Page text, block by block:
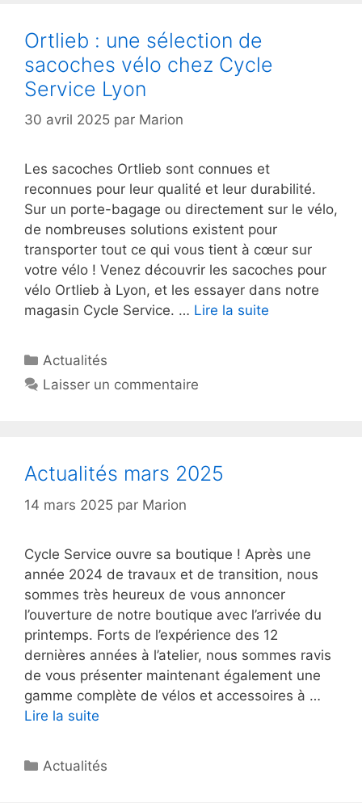
Ortlieb : une sélection de
sacoches vélo chez Cycle
Service Lyon
30 avril 2025 par Marion
Les sacoches Ortlieb sont connues et
reconnues pour leur qualité et leur durabilité.
Sur un porte-bagage ou directement sur le vélo,
de nombreuses solutions existent pour
transporter tout ce qui vous tient à cœur sur
votre vélo ! Venez découvrir les sacoches pour
vélo Ortlieb à Lyon, et les essayer dans notre
magasin Cycle Service. … Lire la suite
Catégories
Actualités
Laisser un commentaire
Actualités mars 2025
14 mars 2025 par Marion
Cycle Service ouvre sa boutique ! Après une
année 2024 de travaux et de transition, nous
sommes très heureux de vous annoncer
l’ouverture de notre boutique avec l’arrivée du
printemps. Forts de l’expérience des 12
dernières années à l’atelier, nous sommes ravis
de vous présenter maintenant également une
gamme complète de vélos et accessoires à …
Lire la suite
Catégories
Actualités